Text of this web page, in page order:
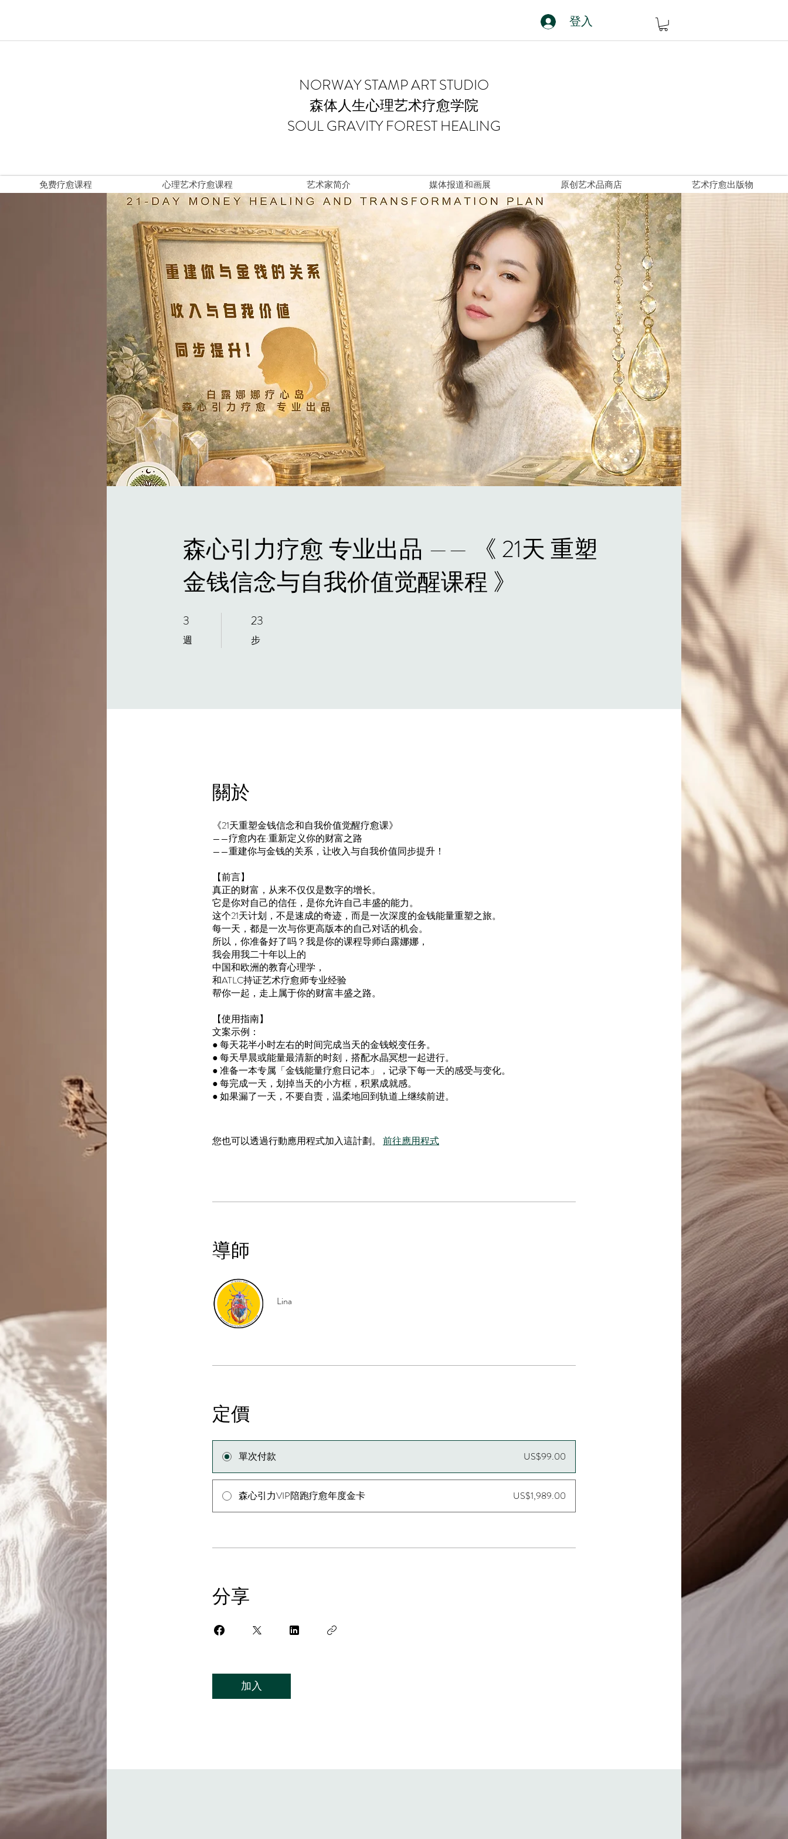
登入
​NORWAY STAMP ART STUDIO
森体人生心理艺术疗愈学院
SOUL GRAVITY FOREST HEALING
免费疗愈课程 心理艺术疗愈课程 艺术家简介 媒体报道和画展 原创艺术品商店 艺术疗愈出版物
森心引力疗愈 专业出品 —— 《 21天 重塑
金钱信念与自我价值觉醒课程 》
3
週
3 週 23
步
23 步
關於
《21天重塑金钱信念和自我价值觉醒疗愈课》
——疗愈内在·重新定义你的财富之路
——重建你与金钱的关系，让收入与自我价值同步提升！
【前言】
真正的财富，从来不仅仅是数字的增长。
它是你对自己的信任，是你允许自己丰盛的能力。
这个21天计划，不是速成的奇迹，而是一次深度的金钱能量重塑之旅。
每一天，都是一次与你更高版本的自己对话的机会。
所以，你准备好了吗？我是你的课程导师白露娜娜，
我会用我二十年以上的
中国和欧洲的教育心理学，
和ATLC持证艺术疗愈师专业经验
帮你一起，走上属于你的财富丰盛之路。
【使用指南】
文案示例：
● 每天花半小时左右的时间完成当天的金钱蜕变任务。
● 每天早晨或能量最清新的时刻，搭配水晶冥想一起进行。
● 准备一本专属「金钱能量疗愈日记本」，记录下每一天的感受与变化。
● 每完成一天，划掉当天的小方框，积累成就感。
● 如果漏了一天，不要自责，温柔地回到轨道上继续前进。
您也可以透過行動應用程式加入這計劃。 前往應用程式
導師
Lina
定價
單次付款 US$99.00
森心引力VIP陪跑疗愈年度金卡 US$1,989.00
分享
加入